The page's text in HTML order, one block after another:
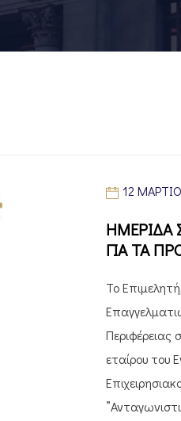
12
ΗΜΕΡΙΔΑ
ΓΙΑ ΤΑ
Το
Περιφέρειας
εταίρου του